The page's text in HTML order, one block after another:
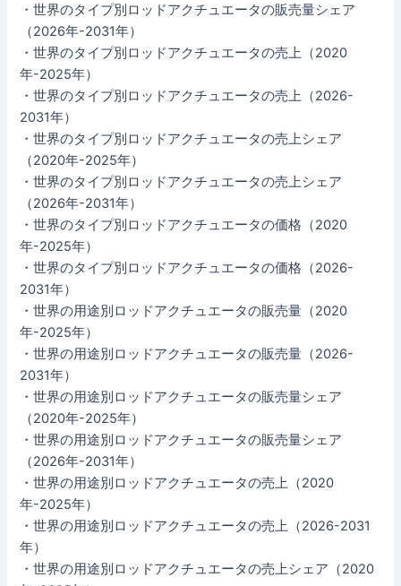
・世界のタイプ別ロッドアクチュエータの販売量シェア
（2026年-2031年）
・世界のタイプ別ロッドアクチュエータの売上（2020
年-2025年）
・世界のタイプ別ロッドアクチュエータの売上（2026-
2031年）
・世界のタイプ別ロッドアクチュエータの売上シェア
（2020年-2025年）
・世界のタイプ別ロッドアクチュエータの売上シェア
（2026年-2031年）
・世界のタイプ別ロッドアクチュエータの価格（2020
年-2025年）
・世界のタイプ別ロッドアクチュエータの価格（2026-
2031年）
・世界の用途別ロッドアクチュエータの販売量（2020
年-2025年）
・世界の用途別ロッドアクチュエータの販売量（2026-
2031年）
・世界の用途別ロッドアクチュエータの販売量シェア
（2020年-2025年）
・世界の用途別ロッドアクチュエータの販売量シェア
（2026年-2031年）
・世界の用途別ロッドアクチュエータの売上（2020
年-2025年）
・世界の用途別ロッドアクチュエータの売上（2026-2031
年）
・世界の用途別ロッドアクチュエータの売上シェア（2020